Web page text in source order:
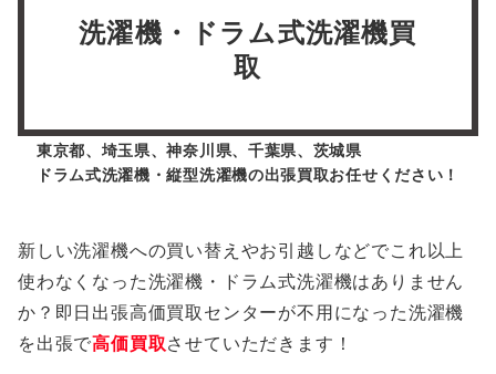
洗濯機・ドラム式洗濯機買
取
東京都、埼玉県、神奈川県、千葉県、茨城県
ドラム式洗濯機・縦型洗濯機の出張買取お任せください！
新しい洗濯機への買い替えやお引越しなどでこれ以上
使わなくなった洗濯機・ドラム式洗濯機はありません
か？即日出張高価買取センターが不用になった洗濯機
を出張で高価買取させていただきます！